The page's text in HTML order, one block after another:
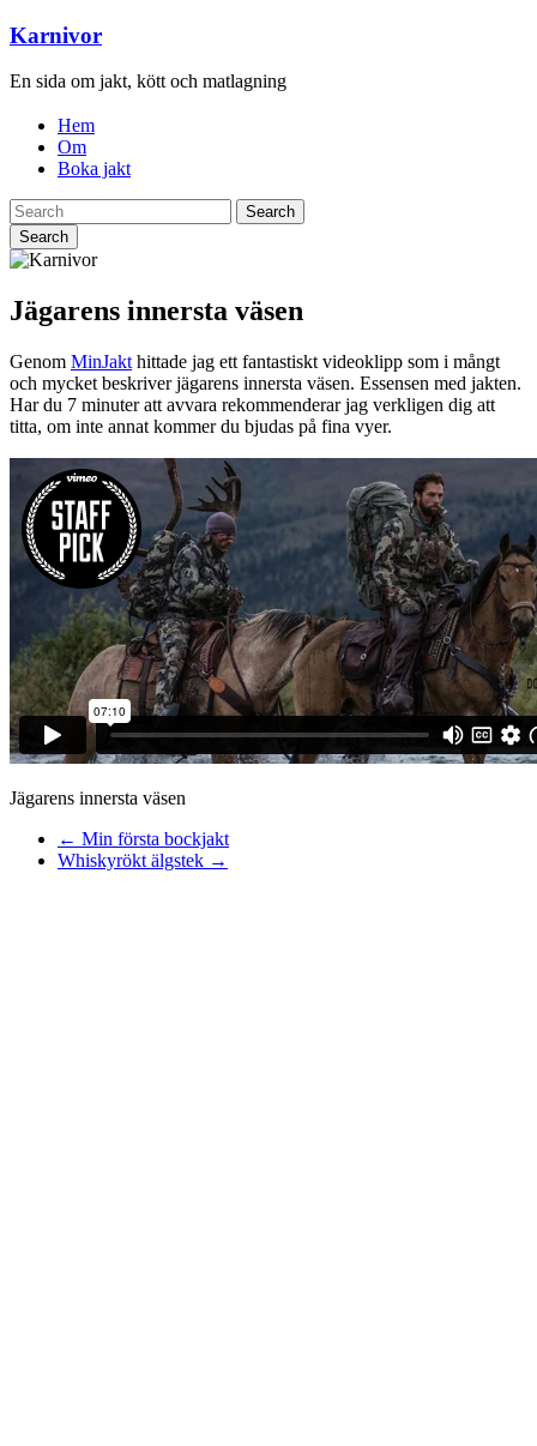
Karnivor
En sida om jakt, kött och matlagning
Hem
Om
Boka jakt
Search
Jägarens innersta väsen
Genom MinJakt hittade jag ett fantastiskt videoklipp som i mångt
och mycket beskriver jägarens innersta väsen. Essensen med jakten.
Har du 7 minuter att avvara rekommenderar jag verkligen dig att
titta, om inte annat kommer du bjudas på fina vyer.
Jägarens innersta väsen
← Min första bockjakt
Whiskyrökt älgstek →